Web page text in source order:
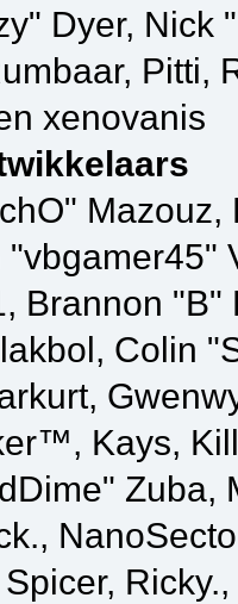
Dyer, Nick
Pitti,
xenovanis
"vbgamer45"
Brannon
Colin
Kays,
Zuba,